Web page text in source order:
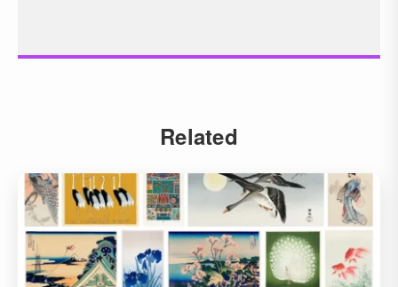
Related